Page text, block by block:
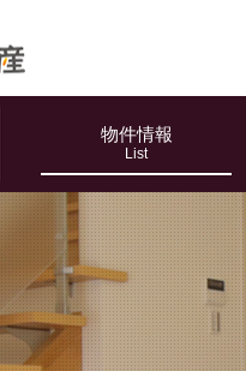
物件情報
List